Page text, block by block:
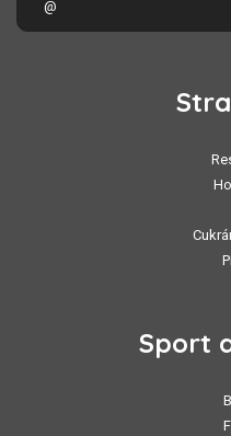
Sport